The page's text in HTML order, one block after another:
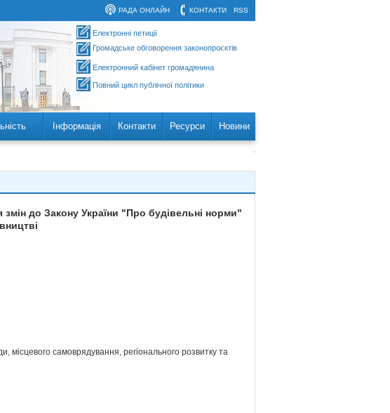
RSS
КОНТАКТИ
РАДА ОНЛАЙН
Електронні петиції
Громадське обговорення законопроєктів
Електронний кабінет громадянина
Повний цикл публічної політики
Інформація Контакти Ресурси Новини
до Закону України "Про будівельні норми"
місцевого самоврядування, регіонального розвитку та